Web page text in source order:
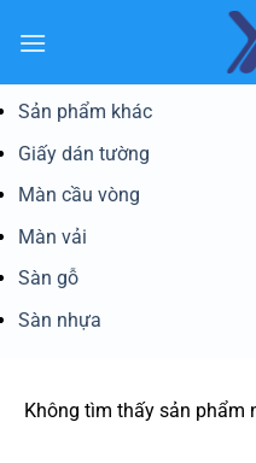
qua
dungSản phẩm khác
Giấy dán tường
Màn cầu vòng
Màn vải
Sàn gỗ
Sàn nhựa
Không tìm thấy sản phẩm